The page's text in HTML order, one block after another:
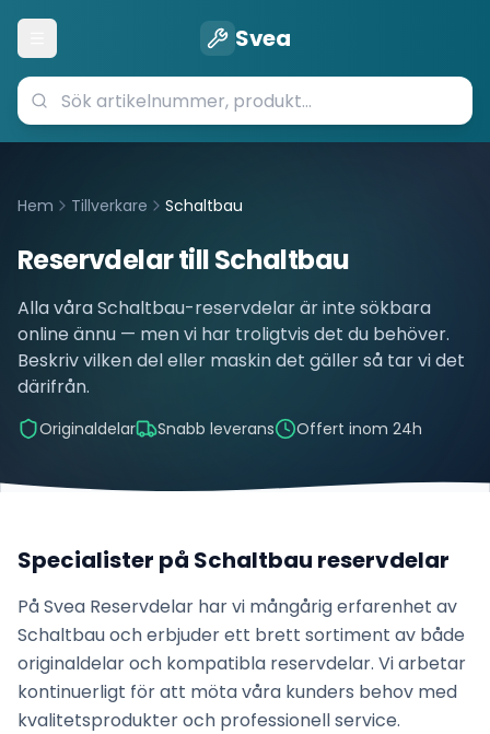
Öppna meny Svea
Hem Tillverkare Schaltbau
Reservdelar tillSchaltbau
Alla våraSchaltbau-reservdelar är inte sökbara
online ännu — men vi har troligtvis det du behöver.
Beskriv vilken del eller maskin det gäller så tar vi det
därifrån.
Originaldelar Snabb leverans Offert inom 24h
Specialister på Schaltbau reservdelar
På Svea Reservdelar har vi mångårig erfarenhet av
Schaltbauoch erbjuder ett brett sortiment av både
originaldelar och kompatibla reservdelar. Vi arbetar
kontinuerligt för att möta våra kunders behov med
kvalitetsprodukter och professionell service.